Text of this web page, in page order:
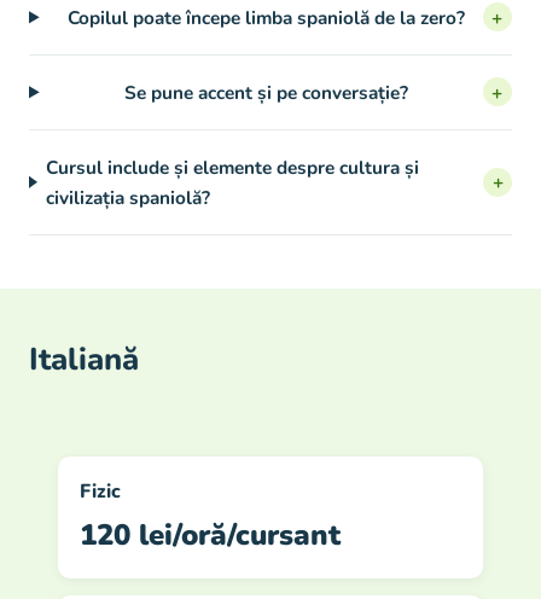
Copilul poate începe limba spaniolă de la zero? +
Se pune accent și pe conversație? +
Cursul include și elemente despre cultura și
civilizația spaniolă?
+
Italiană
Fizic
120 lei/oră/cursant